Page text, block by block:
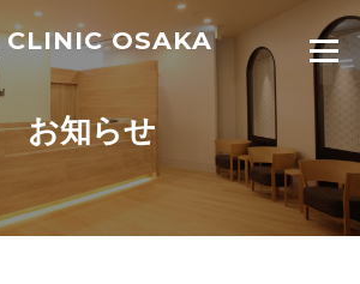
OSAKA Menu
お知らせ